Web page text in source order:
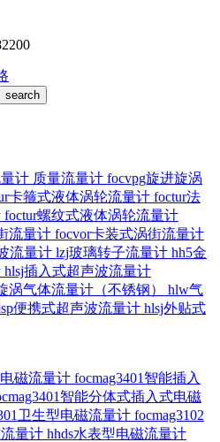
计 质量流量计 focvpg旋进旋涡
卡箍式液体涡轮流量计 foctur法
foctur螺纹式液体涡轮流量计
流量计 focvor卡装式涡街流量计
流量计 lzj玻璃转子流量计 hh5金
hlsj插入式超声波流量计
涡气体流量计（不锈钢） hlw气
便携式超声波流量计 hlsj外贴式
磁流量计 focmag3401智能插入
智能分体式插入式电磁
卫生型电磁流量计 focmag3102
量计 hhds水表型电磁流量计